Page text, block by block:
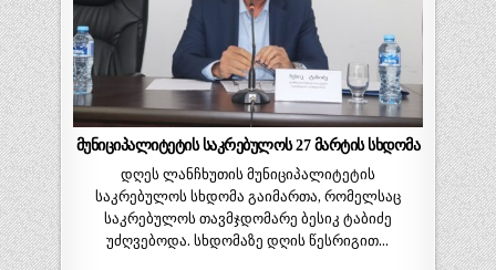
მუნიციპალიტეტის საკრებულოს 27 მარტის სხდომა
დღეს ლანჩხუთის მუნიციპალიტეტის
საკრებულოს სხდომა გაიმართა, რომელსაც
საკრებულოს თავმჯდომარე ბესიკ ტაბიძე
უძღვებოდა. სხდომაზე დღის წესრიგით…